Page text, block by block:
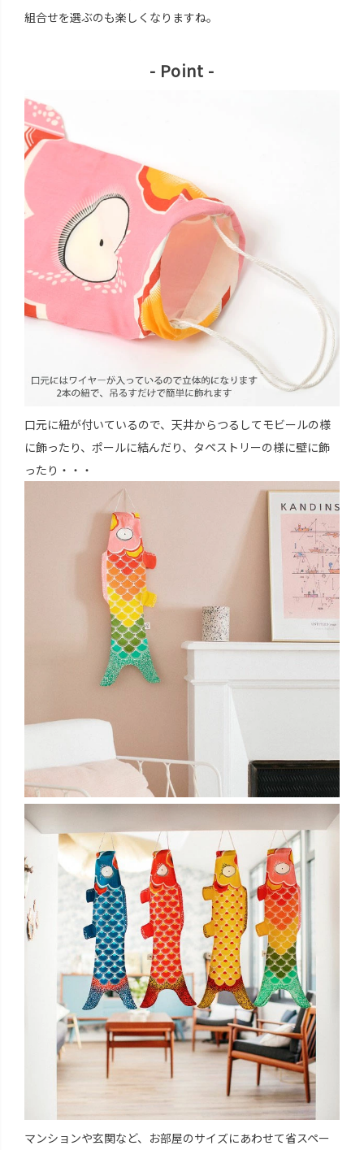
組合せを選ぶのも楽しくなりますね。
- Point -
口元に紐が付いているので、天井からつるしてモビールの様
に飾ったり、ポールに結んだり、タペストリーの様に壁に飾
ったり・・・
マンションや玄関など、お部屋のサイズにあわせて省スペー